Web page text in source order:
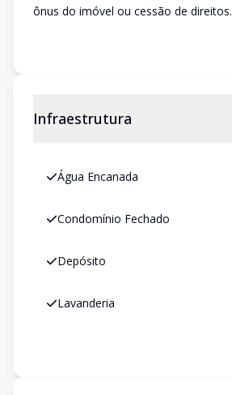
ônus do imóvel ou cessão de direitos.
Infraestrutura
Água Encanada
Condomínio Fechado
Depósito
Lavanderia